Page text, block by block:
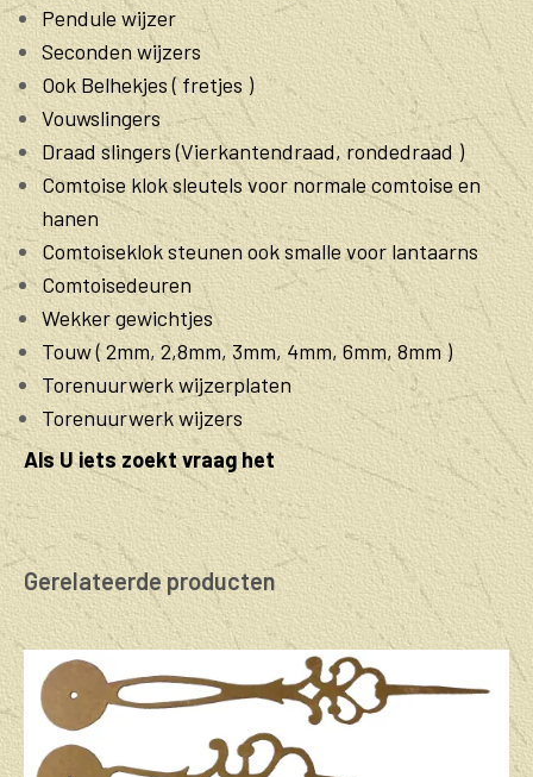
Pendule wijzer
Seconden wijzers
Ook Belhekjes ( fretjes )
Vouwslingers
Draad slingers (Vierkantendraad, rondedraad )
Comtoise klok sleutels voor normale comtoise en
hanen
Comtoiseklok steunen ook smalle voor lantaarns
Comtoisedeuren
Wekker gewichtjes
Touw ( 2mm, 2,8mm, 3mm, 4mm, 6mm, 8mm )
Torenuurwerk wijzerplaten
Torenuurwerk wijzers
Als U iets zoekt vraag het
Gerelateerde producten